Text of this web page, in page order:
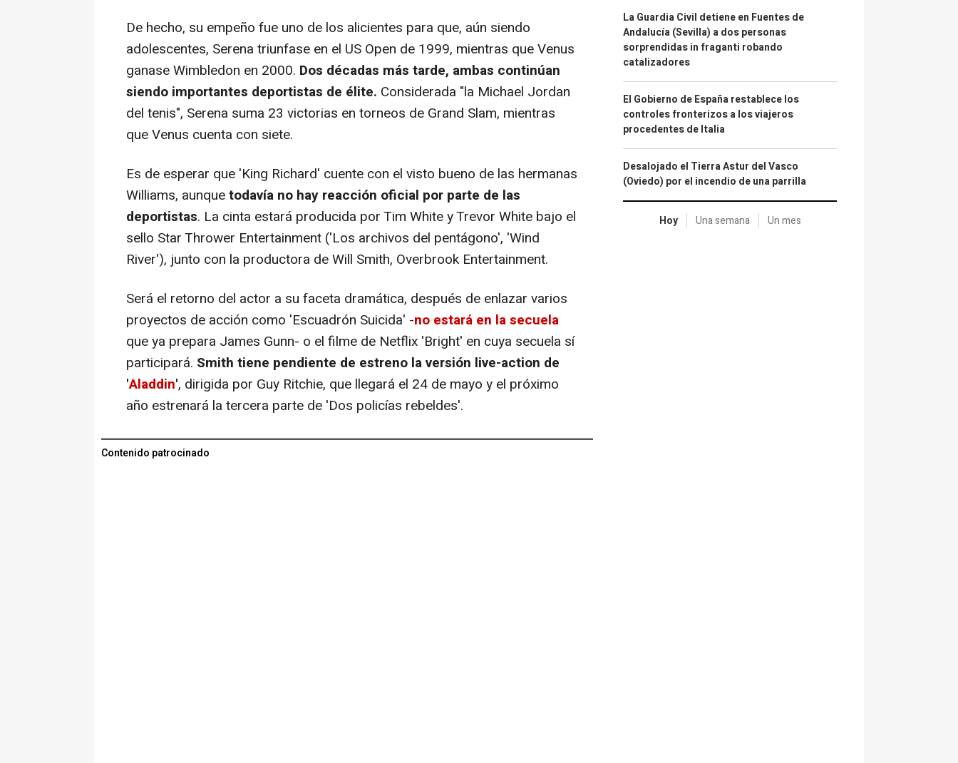
De hecho, su empeño fue uno de los alicientes para que, aún siendo
adolescentes, Serena triunfase en el US Open de 1999, mientras que Venus
ganase Wimbledon en 2000. Dos décadas más tarde, ambas continúan
siendo importantes deportistas de élite. Considerada "la Michael Jordan
del tenis", Serena suma 23 victorias en torneos de Grand Slam, mientras
que Venus cuenta con siete.
Es de esperar que 'King Richard' cuente con el visto bueno de las hermanas
Williams, aunquetodavía no hay reacción oficial por parte de las
deportistas. La cinta estará producida por Tim White y Trevor White bajo el
sello Star Thrower Entertainment ('Los archivos del pentágono', 'Wind
River'), junto con la productora de Will Smith, Overbrook Entertainment.
Será el retorno del actor a su faceta dramática, después de enlazar varios
proyectos de acción como 'Escuadrón Suicida' -no estará en la secuela
que ya prepara James Gunn- o el filme de Netflix 'Bright' en cuya secuela sí
participará. Smith tiene pendiente de estreno la versión live-action de
'Aladdin', dirigida por Guy Ritchie, que llegará el 24 de mayo y el próximo
año estrenará la tercera parte de 'Dos policías rebeldes'.
Contenido patrocinado
La Guardia Civil detiene en Fuentes de
Andalucía (Sevilla) a dos personas
sorprendidas in fraganti robando
catalizadores
El Gobierno de España restablece los
controles fronterizos a los viajeros
procedentes de Italia
Desalojado el Tierra Astur del Vasco
(Oviedo) por el incendio de una parrilla
Hoy Una semana Un mes